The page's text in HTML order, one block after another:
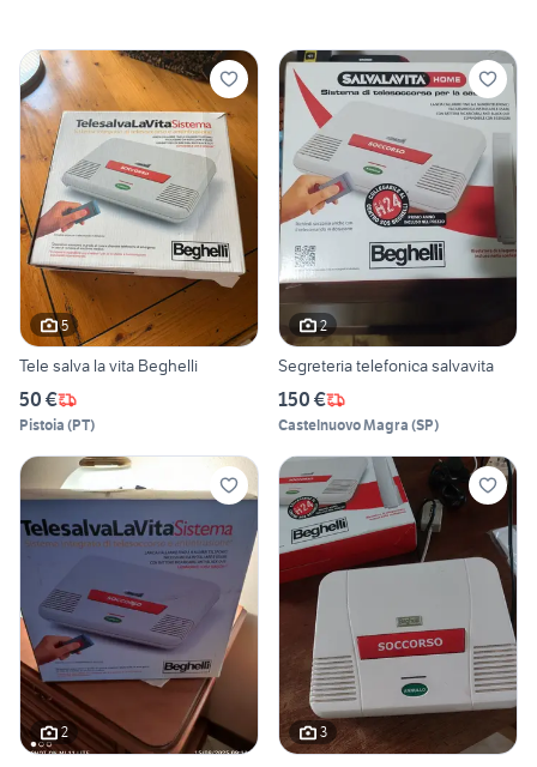
5
Tele salva la vita Beghelli
50 €
Pistoia (PT)
2
Segreteria telefonica salvavita
150 €
Castelnuovo Magra (SP)
2 3